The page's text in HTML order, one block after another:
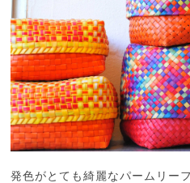
発色がとても綺麗なパームリー